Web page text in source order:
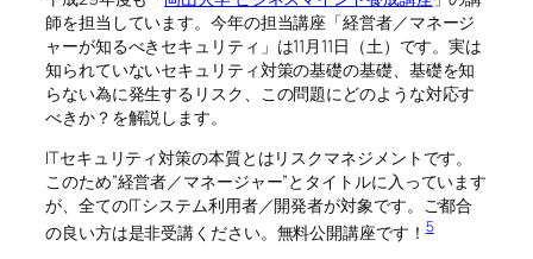
師を担当しています。今年の担当講座「経営者／マネージ
ャーが知るべきセキュリティ」は11月11日（土）です。実は
知られていないセキュリティ対策の基礎の基礎、基礎を知
らない為に発生するリスク、この問題にどのような対応す
べきか？を解説します。
ITセキュリティ対策の本質とはリスクマネジメントです。
このため”経営者／マネージャー”とタイトルに入っています
が、全てのITシステム利用者／開発者が対象です。ご都合
の良い方は是非受講ください。無料公開講座です！5